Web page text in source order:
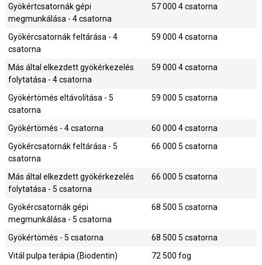
57 0004 csatorna
Gyökértcsatornák gépi
megmunkálása - 4 csatorna
59 0004 csatorna
Gyökércsatornák feltárása - 4
csatorna
59 0004 csatorna
Más által elkezdett gyökérkezelés
folytatása - 4 csatorna
59 0005 csatorna
Gyökértömés eltávolítása - 5
csatorna
60 0004 csatorna
Gyökértömés - 4 csatorna
66 0005 csatorna
Gyökércsatornák feltárása - 5
csatorna
66 000 5 csatorna
Más által elkezdett gyökérkezelés
folytatása - 5 csatorna
68 5005 csatorna
Gyökércsatornák gépi
megmunkálása - 5 csatorna
68 500 5 csatorna
Gyökértömés - 5 csatorna
72 500fog
Vitál pulpa terápia (Biodentin)